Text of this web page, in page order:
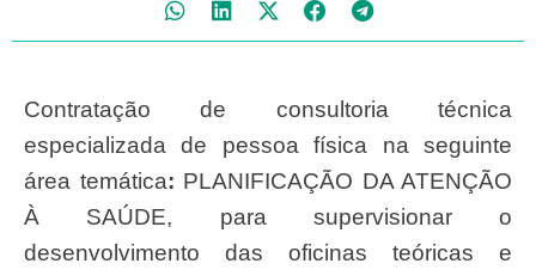
Contratação de consultoria técnica
especializada de pessoa física na seguinte
área temática: PLANIFICAÇÃO DA ATENÇÃO
À SAÚDE, para supervisionar o
desenvolvimento das oficinas teóricas e